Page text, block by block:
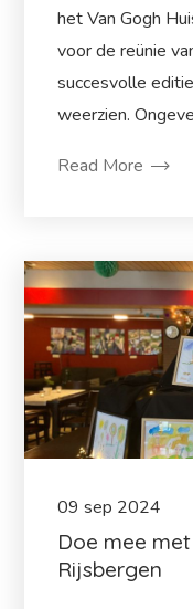
het Van Gogh
voor de reünie
succesvolle
weerzien.
Read More
09 sep 2024
Doe mee
Rijsbergen